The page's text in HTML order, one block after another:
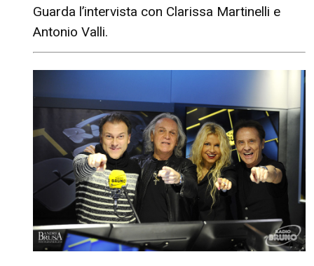
Guarda l’intervista con Clarissa Martinelli e
Antonio Valli.